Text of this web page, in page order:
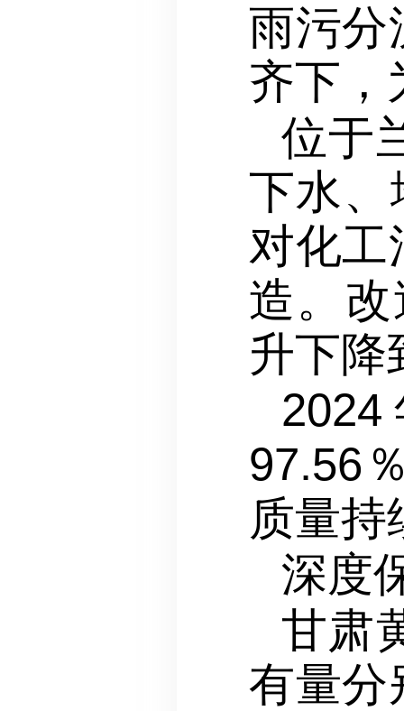
雨污
齐下，
位于
下水、
对化工
造。
升下降
97.56
质量持
深度
甘肃
有量分